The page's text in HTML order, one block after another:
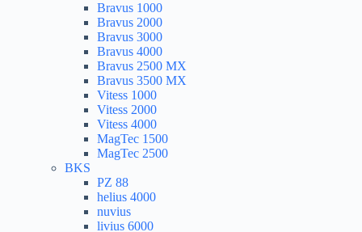
Bravus 1000
Bravus 2000
Bravus 3000
Bravus 4000
Bravus 2500 MX
Bravus 3500 MX
Vitess 1000
Vitess 2000
Vitess 4000
MagTec 1500
MagTec 2500
BKS
PZ 88
helius 4000
nuvius
livius 6000